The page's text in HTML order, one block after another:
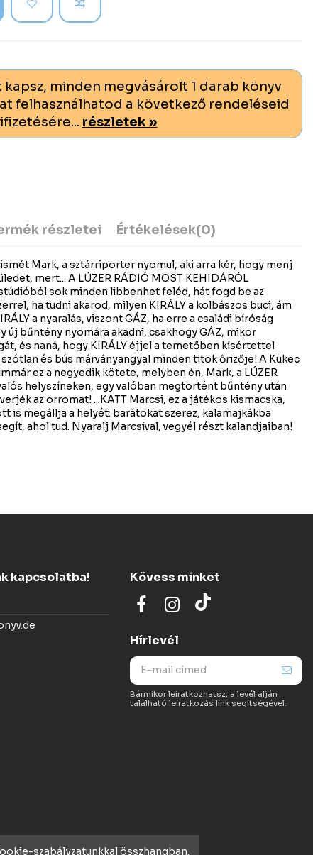
minden megvásárolt 1 darab könyv
felhasználhatod a következő rendeléseid
részletek »
részletei Értékelések(0)
Mark, a sztárriporter nyomul, aki arra kér, hogy menj
mert... A LÚZER RÁDIÓ MOST KEHIDÁRÓL
sok minden libbenhet feléd, hát fogd be az
ha tudni akarod, milyen KIRÁLY a kolbászos buci, ám
a nyaralás, viszont GÁZ, ha erre a családi bíróság
új bűntény nyomára akadni, csakhogy GÁZ, mikor
és naná, hogy KIRÁLY éjjel a temetőben kísértettel
szótlan és bús márványangyal minden titok őrizője! A Kukec
ez a negyedik kötete, melyben én, Mark, a LÚZER
helyszíneken, egy valóban megtörtént bűntény után
az orromat! ...KATT Marcsi, ez a játékos kismacska,
is megállja a helyét: barátokat szerez, kalamajkákba
ahol tud. Nyaralj Marcsival, vegyél részt kalandjaiban!
kapcsolatba! Kövess minket
Hírlevél
Bármikor leiratkozhatsz, a levél alján
található leiratkozás link segítségével.
szabályzatunkkal összhangban.